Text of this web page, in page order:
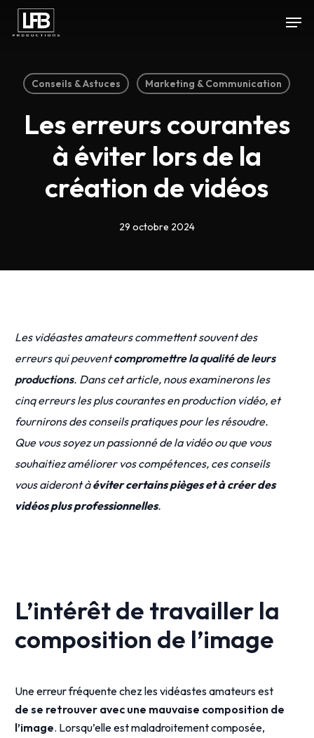
Skip
Conseils & Astuces Marketing & Communication
Les erreurs courantes
à éviter lors de la
création de vidéos
29 octobre 2024
Les vidéastes amateurs commettent souvent des
erreurs qui peuventcompromettre la qualité de leurs
productions. Dans cet article, nous examinerons les
cinq erreurs les plus courantes en production vidéo, et
fournirons des conseils pratiques pour les résoudre.
Que vous soyez un passionné de la vidéo ou que vous
souhaitiez améliorer vos compétences, ces conseils
vous aideront àéviter certains pièges et à créer des
vidéos plus professionnelles.
L’intérêt de travailler la
composition de l’image
Une erreur fréquente chez les vidéastes amateurs est
de se retrouver avec une mauvaise composition de
l’image. Lorsqu’elle est maladroitement composée,